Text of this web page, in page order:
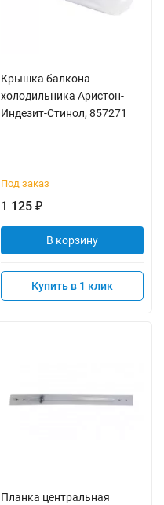
Крышка балкона
холодильника Аристон-
Индезит-Стинол, 857271
Под заказ
1 125 ₽
В корзину
Купить в 1 клик
Планка центральная